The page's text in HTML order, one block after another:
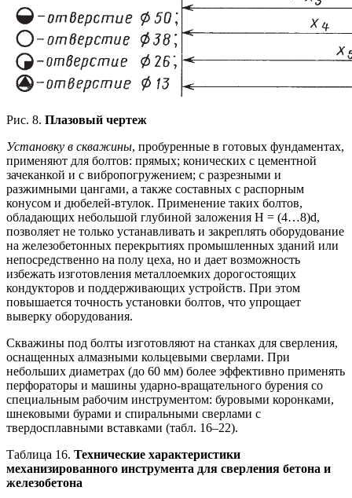
Рис. 8. Плазовый чертеж
Установку в скважины, пробуренные в готовых фундаментах,
применяют для болтов: прямых; конических с цементной
зачеканкой и с вибропогружением; с разрезными и
разжимными цангами, а также составных с распорным
конусом и дюбелей-втулок. Применение таких болтов,
обладающих небольшой глубиной заложения Н = (4…8)d,
позволяет не только устанавливать и закреплять оборудование
на железобетонных перекрытиях промышленных зданий или
непосредственно на полу цеха, но и дает возможность
избежать изготовления металлоемких дорогостоящих
кондукторов и поддерживающих устройств. При этом
повышается точность установки болтов, что упрощает
выверку оборудования.
Скважины под болты изготовляют на станках для сверления,
оснащенных алмазными кольцевыми сверлами. При
небольших диаметрах (до 60 мм) более эффективно применять
перфораторы и машины ударно-вращательного бурения со
специальным рабочим инструментом: буровыми коронками,
шнековыми бурами и спиральными сверлами с
твердосплавными вставками (табл. 16–22).
Таблица 16. Технические характеристики
механизированного инструмента для сверления бетона и
железобетона